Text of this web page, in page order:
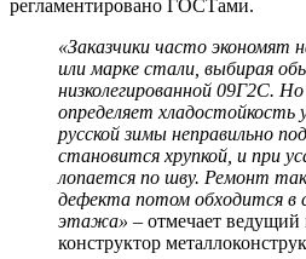
регламентировано ГОСТами.
«Заказчики часто экономят
или марке стали, выбирая
низколегированной 09Г2С.
определяет хладостойкость
русской зимы неправильно
становится хрупкой, и при
лопается по шву. Ремонт
дефекта потом обходится в
этажа» – отмечает
конструктор